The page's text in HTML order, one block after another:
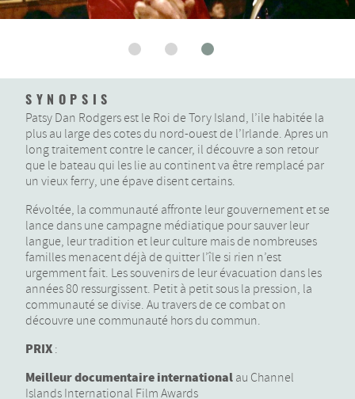
SYNOPSIS
Patsy Dan Rodgers est le Roi de Tory Island, l’ile habitée la
plus au large des cotes du nord-ouest de l’Irlande. Apres un
long traitement contre le cancer, il découvre a son retour
que le bateau qui les lie au continent va être remplacé par
un vieux ferry, une épave disent certains.
Révoltée, la communauté affronte leur gouvernement et se
lance dans une campagne médiatique pour sauver leur
langue, leur tradition et leur culture mais de nombreuses
familles menacent déjà de quitter l’île si rien n’est
urgemment fait. Les souvenirs de leur évacuation dans les
années 80 ressurgissent. Petit à petit sous la pression, la
communauté se divise. Au travers de ce combat on
découvre une communauté hors du commun.
PRIX :
Meilleur documentaire international au Channel
Islands International Film Awards